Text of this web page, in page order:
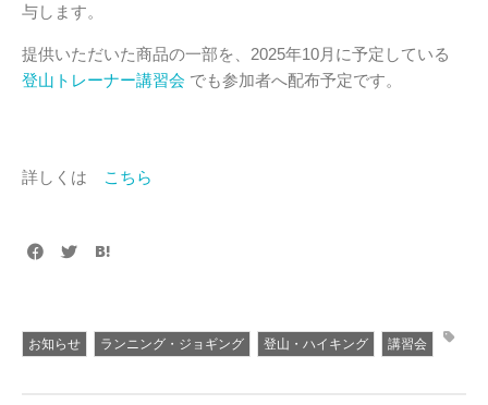
与します。
提供いただいた商品の一部を、2025年10月に予定している
登山トレーナー講習会 でも参加者へ配布予定です。
詳しくは こちら
お知らせ ランニング・ジョギング 登山・ハイキング 講習会